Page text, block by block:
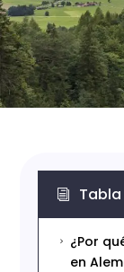
i
5
¿Por
en